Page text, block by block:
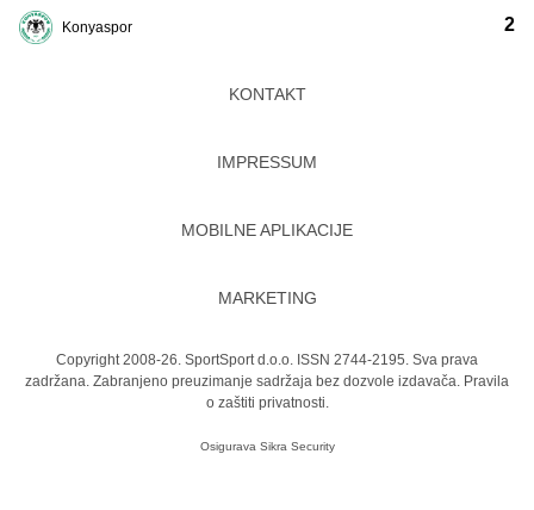
Konyaspor 2
KONTAKT
IMPRESSUM
MOBILNE APLIKACIJE
MARKETING
Copyright 2008-26. SportSport d.o.o. ISSN 2744-2195. Sva prava
zadržana. Zabranjeno preuzimanje sadržaja bez dozvole izdavača. Pravila
o zaštiti privatnosti.
Osigurava Sikra Security